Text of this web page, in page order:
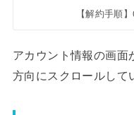
【解約手順
アカウント情報の画
方向にスクロールして